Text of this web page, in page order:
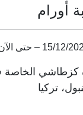
أورام
تركيا